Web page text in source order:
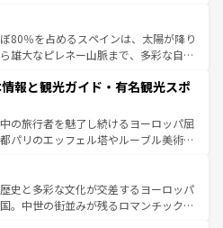
美しい田園風景やアマルフィ海岸の絶
見逃せない。観光の合間には、本場の
絶品のイタリア料理を堪能することも
アで、忘れられない旅をしてみよう！
ア情報は
80％を占めるスペインは、太陽が降り
雄大なピレネー山脈まで、多彩な自然
では、情熱的なフラメンコ、熱気あふ
味しいタパスが生活の一部となってい
の洗練された雰囲気や、バルセロナの
から、地方では古代ローマ遺跡や中世
風土や気候が異なるスペインはその個
性で訪れる人を魅了する。 なお、新着のスペイン情報は コ
してほしい。
報と観光ガイド・有名観光スポ
の旅行者を魅了し続けるヨーロッパ屈
パリのエッフェル塔やルーブル美術館
まっている。華麗な宮殿、歴史的な大
、そして豊かな自然が、訪れる者を心
、フランスは美食の国としても知ら
史と多彩な文化が交差するヨーロッパ
。中世の街並みが残るロマンチック街